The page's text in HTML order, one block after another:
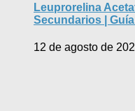
Leuprorelina
Secundarios |
12 de agosto de